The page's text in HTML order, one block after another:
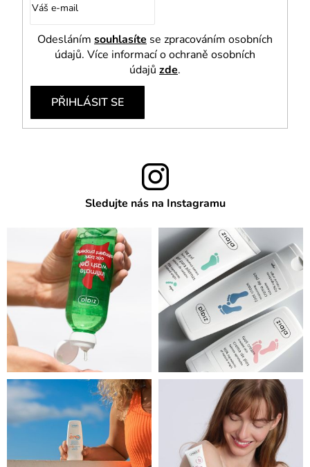
Odesláním souhlasíte se zpracováním osobních
údajů. Více informací o ochraně osobních
údajů zde.
PŘIHLÁSIT SE
Sledujte nás na Instagramu